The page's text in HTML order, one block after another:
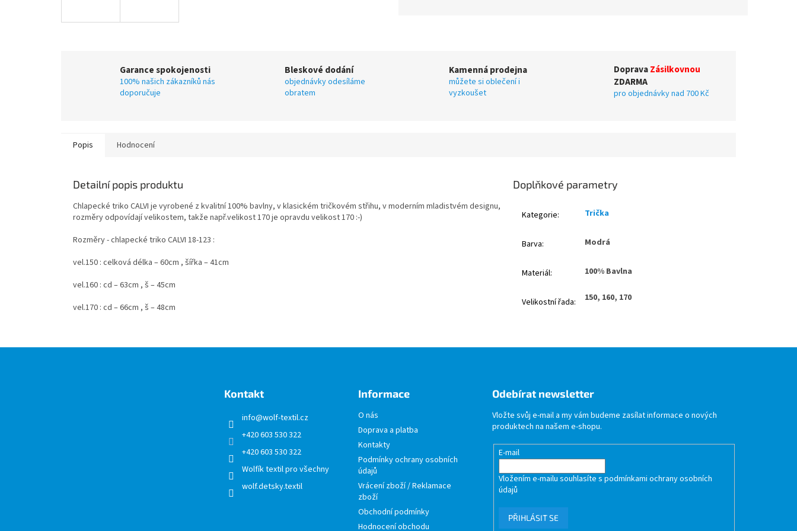
Garance spokojenosti
100% našich zákazníků nás
doporučuje
Bleskové dodání
objednávky odesíláme
obratem
Kamenná prodejna
můžete si oblečení i
vyzkoušet
DopravaZásilkovnou
ZDARMA
pro objednávky nad 700 Kč
Popis Hodnocení
Detailní popis produktu
Chlapecké triko CALVI je vyrobené z kvalitní 100% bavlny, v klasickém tričkovém střihu, v moderním mladistvém designu,
rozměry odpovídají velikostem, takže např.velikost 170 je opravdu velikost 170 :-)
Rozměry - chlapecké triko CALVI 18-123 :
vel.150 : celková délka – 60cm , šířka – 41cm
vel.160 : cd – 63cm , š – 45cm
vel.170 : cd – 66cm , š – 48cm
Doplňkové parametry
Kategorie: Trička
Barva: Modrá
Materiál: 100% Bavlna
Velikostní řada: 150, 160, 170
Kontakt
info@wolf-textil.cz
+420 603 530 322
+420 603 530 322
Wolfík textil pro všechny
wolf.detsky.textil
Informace
O nás
Doprava a platba
Kontakty
Podmínky ochrany osobních
údajů
Vrácení zboží / Reklamace
zboží
Obchodní podmínky
Hodnocení obchodu
Odebírat newsletter
Vložte svůj e-mail a my vám budeme zasílat informace o nových
produktech na našem e-shopu.
E-mail
Vložením e-mailu souhlasíte spodmínkami ochrany osobních
údajů
PŘIHLÁSIT SE